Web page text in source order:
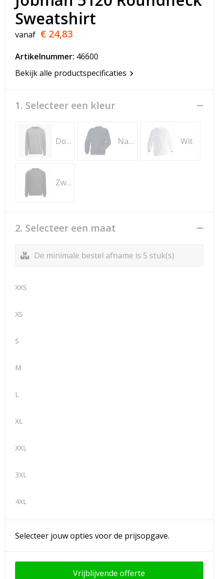
T-Shirts
Veiligheidsvesten en Veiligheidshesjes
Vesten
Werkkleding sets
Gehoorbescherming
Sweatshirt
vanaf € 24,83
Artikelnummer: 46600
Bekijk alle productspecificaties
1. Selecteer een kleur
Donkergrijs Navy Wit
Zwart
2. Selecteer een maat
De minimale bestel afname is 5 stuk(s)
XXS
XS
S
M
L
XL
XXL
3XL
4XL
Selecteer jouw opties voor de prijsopgave.
Vrijblijvende offerte